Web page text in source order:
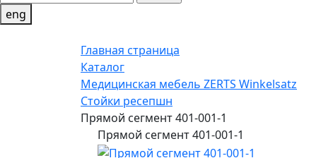
eng
Главная страница
Каталог
Медицинская мебель ZERTS Winkelsatz
Стойки ресепшн
Прямой сегмент 401-001-1
Прямой сегмент 401-001-1